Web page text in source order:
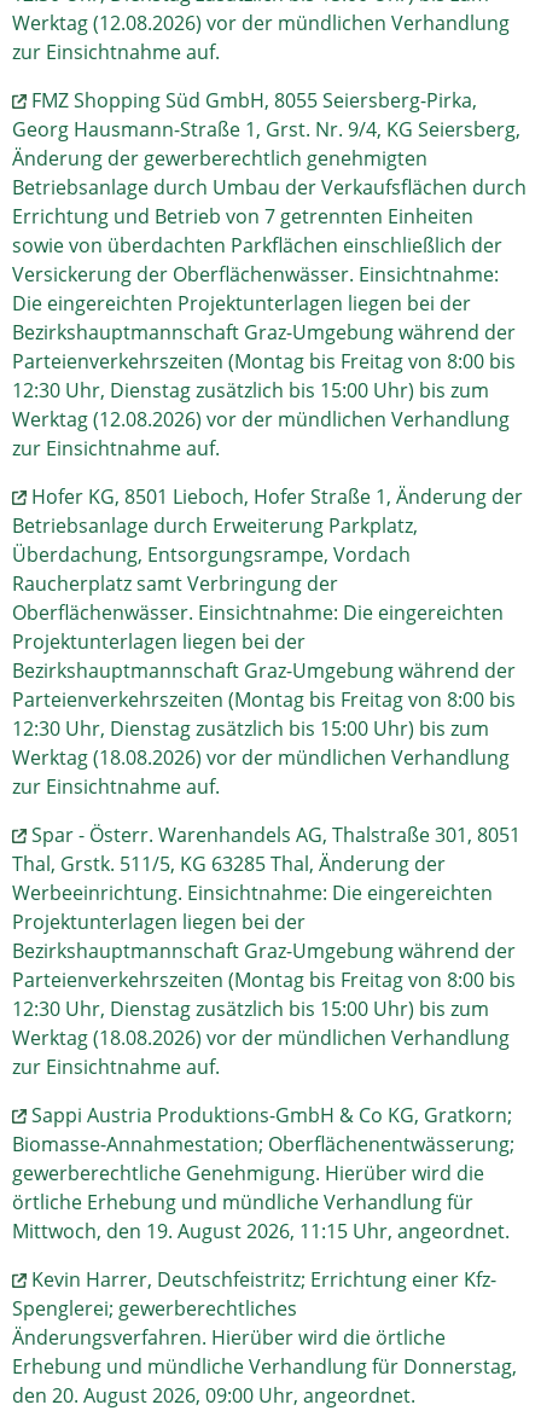
Werktag (12.08.2026) vor der mündlichen Verhandlung
zur Einsichtnahme auf.
FMZ Shopping Süd GmbH, 8055 Seiersberg-Pirka,
Georg Hausmann-Straße 1, Grst. Nr. 9/4, KG Seiersberg,
Änderung der gewerberechtlich genehmigten
Betriebsanlage durch Umbau der Verkaufsflächen durch
Errichtung und Betrieb von 7 getrennten Einheiten
sowie von überdachten Parkflächen einschließlich der
Versickerung der Oberflächenwässer. Einsichtnahme:
Die eingereichten Projektunterlagen liegen bei der
Bezirkshauptmannschaft Graz-Umgebung während der
Parteienverkehrszeiten (Montag bis Freitag von 8:00 bis
12:30 Uhr, Dienstag zusätzlich bis 15:00 Uhr) bis zum
Werktag (12.08.2026) vor der mündlichen Verhandlung
zur Einsichtnahme auf.
Hofer KG, 8501 Lieboch, Hofer Straße 1, Änderung der
Betriebsanlage durch Erweiterung Parkplatz,
Überdachung, Entsorgungsrampe, Vordach
Raucherplatz samt Verbringung der
Oberflächenwässer. Einsichtnahme: Die eingereichten
Projektunterlagen liegen bei der
Bezirkshauptmannschaft Graz-Umgebung während der
Parteienverkehrszeiten (Montag bis Freitag von 8:00 bis
12:30 Uhr, Dienstag zusätzlich bis 15:00 Uhr) bis zum
Werktag (18.08.2026) vor der mündlichen Verhandlung
zur Einsichtnahme auf.
Spar - Österr. Warenhandels AG, Thalstraße 301, 8051
Thal, Grstk. 511/5, KG 63285 Thal, Änderung der
Werbeeinrichtung. Einsichtnahme: Die eingereichten
Projektunterlagen liegen bei der
Bezirkshauptmannschaft Graz-Umgebung während der
Parteienverkehrszeiten (Montag bis Freitag von 8:00 bis
12:30 Uhr, Dienstag zusätzlich bis 15:00 Uhr) bis zum
Werktag (18.08.2026) vor der mündlichen Verhandlung
zur Einsichtnahme auf.
Sappi Austria Produktions-GmbH & Co KG, Gratkorn;
Biomasse-Annahmestation; Oberflächenentwässerung;
gewerberechtliche Genehmigung. Hierüber wird die
örtliche Erhebung und mündliche Verhandlung für
Mittwoch, den 19. August 2026, 11:15 Uhr, angeordnet.
Kevin Harrer, Deutschfeistritz; Errichtung einer Kfz-
Spenglerei; gewerberechtliches
Änderungsverfahren. Hierüber wird die örtliche
Erhebung und mündliche Verhandlung für Donnerstag,
den 20. August 2026, 09:00 Uhr, angeordnet.